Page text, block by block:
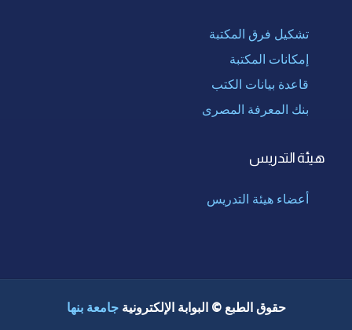
تشكيل فرق المكتبة
إمكانات المكتبة
قاعدة بيانات الكتب
بنك المعرفة المصرى
هيئة التدريس
أعضاء هيئة التدريس
حقوق الطبع © البوابة الإلكترونية جامعة بنها